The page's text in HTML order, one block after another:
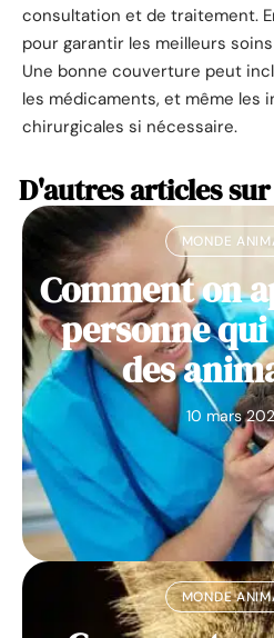
consultation et de traitement.
pour garantir les meilleurs
Une bonne couverture peut
les médicaments, et même les
chirurgicales si nécessaire.
D'autres articles
MONDE
Comment on
personne qui
des
10 mars
MONDE